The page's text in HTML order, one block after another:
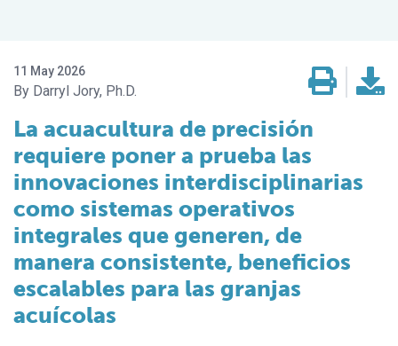
11 May 2026
Darryl Jory, Ph.D.
La acuacultura de precisión
requiere poner a prueba las
innovaciones interdisciplinarias
como sistemas operativos
integrales que generen, de
manera consistente, beneficios
escalables para las granjas
acuícolas